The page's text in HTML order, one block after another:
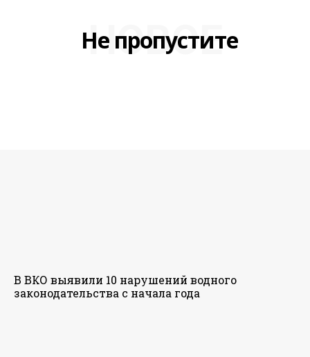
Не пропустите
НОВОЕ
В ВКО выявили 10 нарушений водного
законодательства с начала года